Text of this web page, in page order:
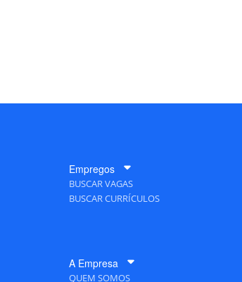
Empregos
BUSCAR VAGAS
BUSCAR CURRÍCULOS
A Empresa
QUEM SOMOS